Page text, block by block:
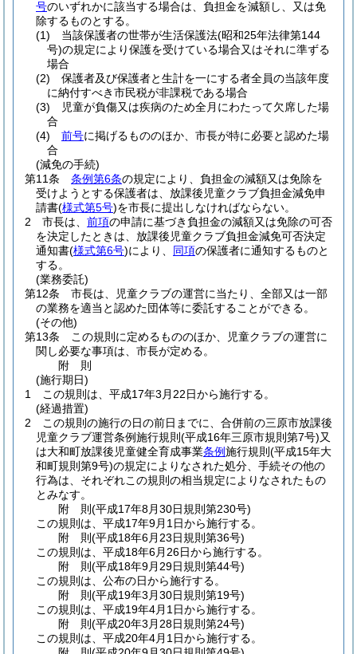
号のいずれかに該当する場合は、負担金を減額し、又は免
除するものとする。
(1)
当該保護者の世帯が生活保護法(昭和25年法律第144
号)の規定により保護を受けている場合又はそれに準ずる
場合
(2)
保護者及び保護者と生計を一にする者全員の当該年度
に納付すべき市民税が非課税である場合
(3)
児童が負傷又は疾病のため全月にわたって欠席した場
合
(4)
前号に掲げるもののほか、市長が特に必要と認めた場
合
(減免の手続)
第11条
条例第6条の規定により、負担金の減額又は免除を
受けようとする保護者は、放課後児童クラブ負担金減免申
請書(様式第5号)を市長に提出しなければならない。
2
市長は、 前項の申請に基づき負担金の減額又は免除の可否
を決定したときは、放課後児童クラブ負担金減免可否決定
通知書(様式第6号)により、 同項の保護者に通知するものと
する。
(業務委託)
第12条
市長は、児童クラブの運営に当たり、全部又は一部
の業務を適当と認めた団体等に委託することができる。
(その他)
第13条
この規則に定めるもののほか、児童クラブの運営に
関し必要な事項は、市長が定める。
附 則
(施行期日)
1
この規則は、平成17年3月22日から施行する。
(経過措置)
2
この規則の施行の日の前日までに、合併前の三原市放課後
児童クラブ運営条例施行規則 (平成16年三原市規則第7号)又
は大和町放課後児童健全育成事業条例施行規則 (平成15年大
和町規則第9号)の規定によりなされた処分、手続その他の
行為は、それぞれこの規則の相当規定によりなされたもの
とみなす。
附 則(平成17年8月30日規則第230号)
この規則は、平成17年9月1日から施行する。
附 則(平成18年6月23日規則第36号)
この規則は、平成18年6月26日から施行する。
附 則(平成18年9月29日規則第44号)
この規則は、公布の日から施行する。
附 則(平成19年3月30日規則第19号)
この規則は、平成19年4月1日から施行する。
附 則(平成20年3月28日規則第24号)
この規則は、平成20年4月1日から施行する。